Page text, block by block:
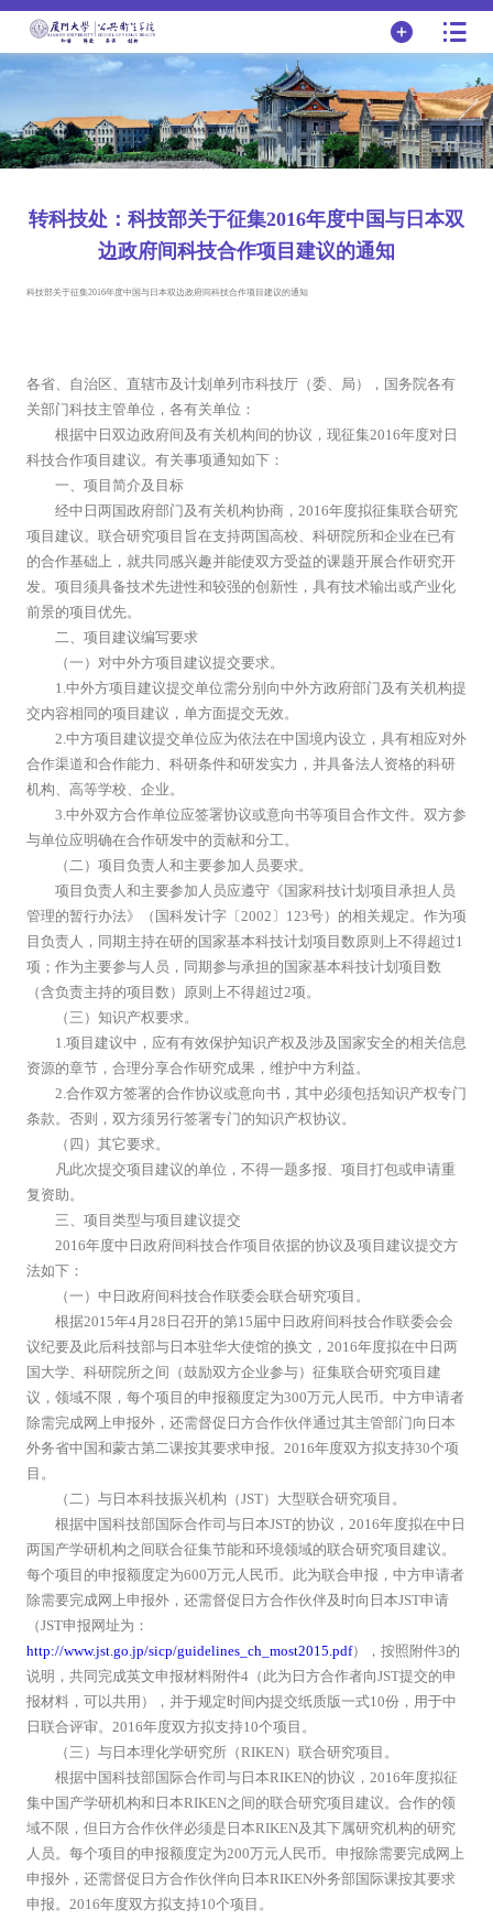
转科技处：科技部关于征集2016年度中国与日本双
边政府间科技合作项目建议的通知
科技部关于征集2016年度中国与日本双边政府间科技合作项目建议的通知
各省、自治区、直辖市及计划单列市科技厅（委、局），国务院各有
关部门科技主管单位，各有关单位：
根据中日双边政府间及有关机构间的协议，现征集2016年度对日
科技合作项目建议。有关事项通知如下：
一、项目简介及目标
经中日两国政府部门及有关机构协商，2016年度拟征集联合研究
项目建议。联合研究项目旨在支持两国高校、科研院所和企业在已有
的合作基础上，就共同感兴趣并能使双方受益的课题开展合作研究开
发。项目须具备技术先进性和较强的创新性，具有技术输出或产业化
前景的项目优先。
二、项目建议编写要求
（一）对中外方项目建议提交要求。
1.中外方项目建议提交单位需分别向中外方政府部门及有关机构提
交内容相同的项目建议，单方面提交无效。
2.中方项目建议提交单位应为依法在中国境内设立，具有相应对外
合作渠道和合作能力、科研条件和研发实力，并具备法人资格的科研
机构、高等学校、企业。
3.中外双方合作单位应签署协议或意向书等项目合作文件。双方参
与单位应明确在合作研发中的贡献和分工。
（二）项目负责人和主要参加人员要求。
项目负责人和主要参加人员应遵守《国家科技计划项目承担人员
管理的暂行办法》（国科发计字〔2002〕123号）的相关规定。作为项
目负责人，同期主持在研的国家基本科技计划项目数原则上不得超过1
项；作为主要参与人员，同期参与承担的国家基本科技计划项目数
（含负责主持的项目数）原则上不得超过2项。
（三）知识产权要求。
1.项目建议中，应有有效保护知识产权及涉及国家安全的相关信息
资源的章节，合理分享合作研究成果，维护中方利益。
2.合作双方签署的合作协议或意向书，其中必须包括知识产权专门
条款。否则，双方须另行签署专门的知识产权协议。
（四）其它要求。
凡此次提交项目建议的单位，不得一题多报、项目打包或申请重
复资助。
三、项目类型与项目建议提交
2016年度中日政府间科技合作项目依据的协议及项目建议提交方
法如下：
（一）中日政府间科技合作联委会联合研究项目。
根据2015年4月28日召开的第15届中日政府间科技合作联委会会
议纪要及此后科技部与日本驻华大使馆的换文，2016年度拟在中日两
国大学、科研院所之间（鼓励双方企业参与）征集联合研究项目建
议，领域不限，每个项目的申报额度定为300万元人民币。中方申请者
除需完成网上申报外，还需督促日方合作伙伴通过其主管部门向日本
外务省中国和蒙古第二课按其要求申报。2016年度双方拟支持30个项
目。
（二）与日本科技振兴机构（JST）大型联合研究项目。
根据中国科技部国际合作司与日本JST的协议，2016年度拟在中日
两国产学研机构之间联合征集节能和环境领域的联合研究项目建议。
每个项目的申报额度定为600万元人民币。此为联合申报，中方申请者
除需要完成网上申报外，还需督促日方合作伙伴及时向日本JST申请
（JST申报网址为：
http://www.jst.go.jp/sicp/guidelines_ch_most2015.pdf），按照附件3的
说明，共同完成英文申报材料附件4（此为日方合作者向JST提交的申
报材料，可以共用），并于规定时间内提交纸质版一式10份，用于中
日联合评审。2016年度双方拟支持10个项目。
（三）与日本理化学研究所（RIKEN）联合研究项目。
根据中国科技部国际合作司与日本RIKEN的协议，2016年度拟征
集中国产学研机构和日本RIKEN之间的联合研究项目建议。合作的领
域不限，但日方合作伙伴必须是日本RIKEN及其下属研究机构的研究
人员。每个项目的申报额度定为200万元人民币。申报除需要完成网上
申报外，还需督促日方合作伙伴向日本RIKEN外务部国际课按其要求
申报。2016年度双方拟支持10个项目。